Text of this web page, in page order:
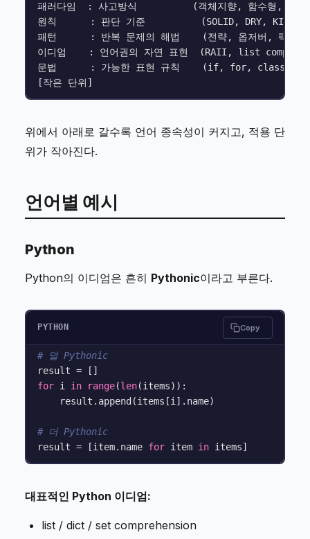
패러다임  : 사고방식          (객체지향, 함수형, 절차
원칙      : 판단 기준          (SOLID, DRY, KISS,
패턴      : 반복 문제의 해법    (전략, 옵저버, 팩토
이디엄    : 언어권의 자연 표현  (RAII, list
문법      : 가능한 표현 규칙    (if, for, class 선
위에서 아래로 갈수록 언어 종속성이 커지고, 적용 단
위가 작아진다.
언어별 예시
Python
Python의 이디엄은 흔히 Pythonic이라고 부른다.
PYTHON Copy
# 덜 Pythonic
for i in range(len(items)):
    result.append(items[i].name)
# 더 Pythonic
result = [item.name for item in
대표적인 Python 이디엄:
list / dict / set comprehension